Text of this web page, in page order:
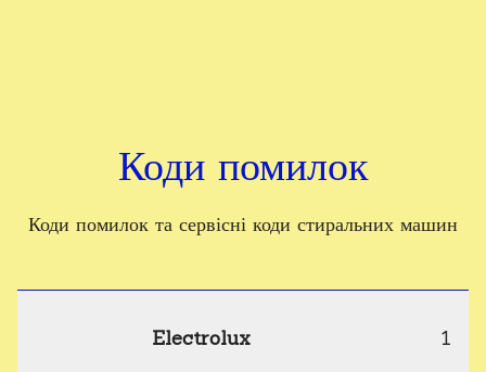
Коди помилок
Коди помилок та сервісні коди стиральних машин
Electrolux
1